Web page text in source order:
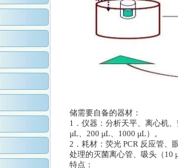
储需要自备的器材：
1．仪器：分析天平、离心机
µL、200 µL、1000 µL）。
2．耗材：荧光 PCR 反应管、
处理的灭菌离心管、吸头（10
特点：